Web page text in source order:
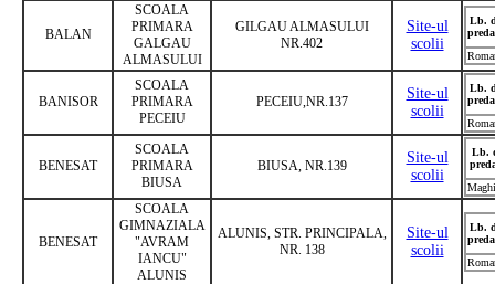
BALAN
SCOALA
PRIMARA
GALGAU
ALMASULUI
GILGAU ALMASULUI
NR.402
Site-ul
scolii
Lb.
BANISOR
SCOALA
PRIMARA
PECEIU
PECEIU,NR.137
Site-ul
scolii
Lb.
BENESAT
SCOALA
PRIMARA
BIUSA
BIUSA, NR.139
Site-ul
scolii
Lb.
BENESAT
SCOALA
GIMNAZIALA
"AVRAM
IANCU"
ALUNIS
ALUNIS, STR. PRINCIPALA,
NR. 138
Site-ul
scolii
Lb.